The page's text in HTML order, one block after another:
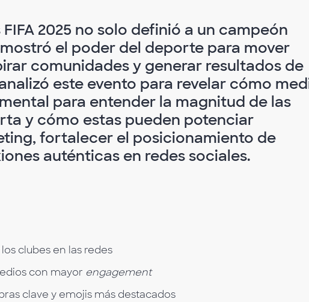
2025 no solo definió a un campeón
el poder del deporte para mover
comunidades y generar resultados de
este evento para revelar cómo
para entender la magnitud de las
y cómo estas pueden potenciar
fortalecer el posicionamiento de
auténticas en redes sociales.
clubes en las redes
con mayor engagement
clave y emojis más destacados